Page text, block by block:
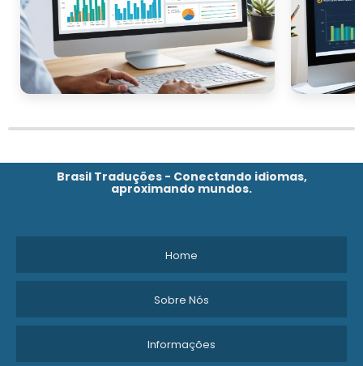
Brasil Traduções - Conectando idiomas,
aproximando mundos.
Home
Sobre Nós
Informações